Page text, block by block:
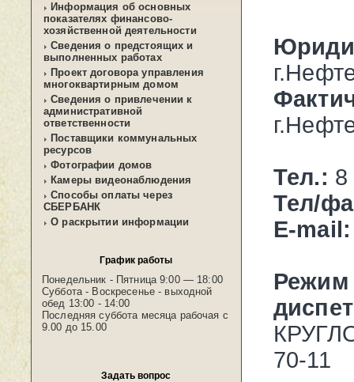
Информация об основных
показателях финансово-
хозяйственной деятельности
Сведения о предстоящих и
выполненных работах
Проект договора управления
многоквартирным домом
Сведения о привлечении к
административной
ответственности
Поставщики коммунальных
ресурсов
Фотографии домов
Камеры видеонаблюдения
Способы оплаты через
СБЕРБАНК
О раскрытии информации
График работы
Понедельник - Пятница 9:00 — 18:00
Суббота - Воскресенье - выходной
обед 13:00 - 14:00
Последняя суббота месяца рабочая с
9.00 до 15.00
Задать вопрос
Тел.: 8
Тел/
E-mail:
70-11